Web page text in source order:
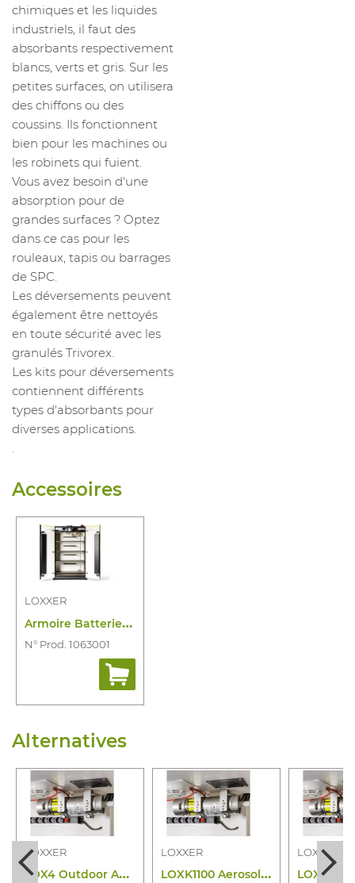
chimiques et les liquides
industriels, il faut des
absorbants respectivement
blancs, verts et gris. Sur les
petites surfaces, on utilisera
des chiffons ou des
coussins. Ils fonctionnent
bien pour les machines ou
les robinets qui fuient.
Vous avez besoin d'une
absorption pour de
grandes surfaces ? Optez
dans ce cas pour les
rouleaux, tapis ou barrages
de SPC.
Les déversements peuvent
également être nettoyés
en toute sécurité avec les
granulés Trivorex.
Les kits pour déversements
contiennent différents
types d'absorbants pour
diverses applications.
Accessoires
LOXXER
A
rmoire Batteries LOXK2000 Vdma
N° Prod. 1063001
Alternatives
LOXXER
L
OX4 Outdoor Aerosol Kit
LOXXER
L
OXK1100 Aerosol Kit
LOXXER
LOXK12